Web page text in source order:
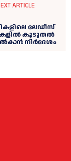
ARTICLE
ലേഡീസ്
കൂടുതല്‍
നിര്‍ദേശം